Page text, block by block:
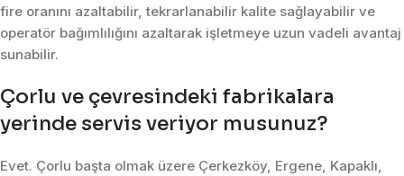
fire oranını azaltabilir, tekrarlanabilir kalite sağlayabilir ve
operatör bağımlılığını azaltarak işletmeye uzun vadeli avantaj
sunabilir.
Çorlu ve çevresindeki fabrikalara
yerinde servis veriyor musunuz?
Evet. Çorlu başta olmak üzere Çerkezköy, Ergene, Kapaklı,